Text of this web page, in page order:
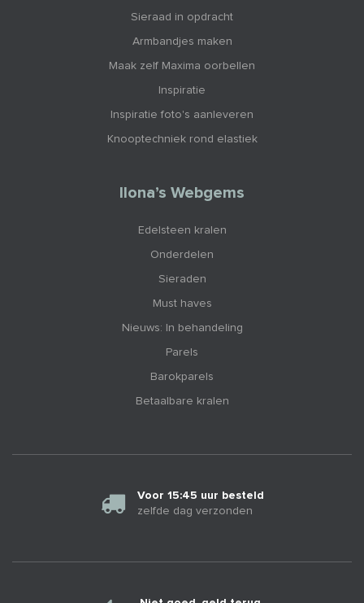
Sieraad in opdracht
Armbandjes maken
Maak zelf Maxima oorbellen
Inspiratie
Inspiratie foto's aanleveren
Knooptechniek rond elastiek
Ilona’s Webgems
Edelsteen kralen
Onderdelen
Sieraden
Must haves
Nieuws: In behandeling
Parels
Barokparels
Betaalbare kralen
Voor 15:45 uur besteld
zelfde dag verzonden